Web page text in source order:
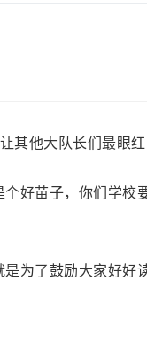
其他大队长们最眼红
好苗子，你们学校
为了鼓励大家好好